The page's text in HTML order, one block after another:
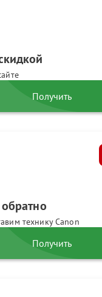
Получить
технику Canon
Получить